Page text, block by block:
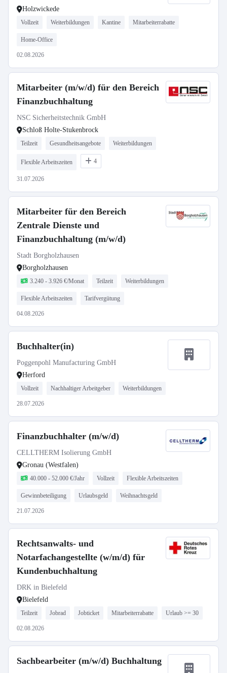
Holzwickede
Vollzeit Weiterbildungen Kantine Mitarbeiterrabatte
Home-Office
02.08.2026
Mitarbeiter (m/w/d) für den Bereich
Finanzbuchhaltung
NSC Sicherheitstechnik GmbH
Schloß Holte-Stukenbrock
Teilzeit Gesundheitsangebote Weiterbildungen
Flexible Arbeitszeiten 4
31.07.2026
Mitarbeiter für den Bereich
Zentrale Dienste und
Finanzbuchhaltung (m/w/d)
Stadt Borgholzhausen
Borgholzhausen
3.240 - 3.926 €/Monat Teilzeit Weiterbildungen
Flexible Arbeitszeiten Tarifvergütung
04.08.2026
Buchhalter(in)
Poggenpohl Manufacturing GmbH
Herford
Vollzeit Nachhaltiger Arbeitgeber Weiterbildungen
28.07.2026
Finanzbuchhalter (m/w/d)
CELLTHERM Isolierung GmbH
Gronau (Westfalen)
40.000 - 52.000 €/Jahr Vollzeit Flexible Arbeitszeiten
Gewinnbeteiligung Urlaubsgeld Weihnachtsgeld
21.07.2026
Rechtsanwalts- und
Notarfachangestellte (w/m/d) für
Kundenbuchhaltung
DRK in Bielefeld
Bielefeld
Teilzeit Jobrad Jobticket Mitarbeiterrabatte Urlaub >= 30
02.08.2026
Sachbearbeiter (m/w/d) Buchhaltung